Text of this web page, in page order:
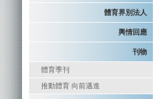
體育界別法人
輿情回應
刊物
體育季刊
推動體育 向前邁進